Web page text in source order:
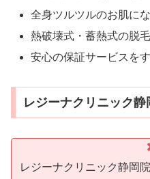
全身ツルツルのお肌に
熱破壊式・蓄熱式の脱
安心の保証サービスを
レジーナクリニック
レジーナクリニック静岡